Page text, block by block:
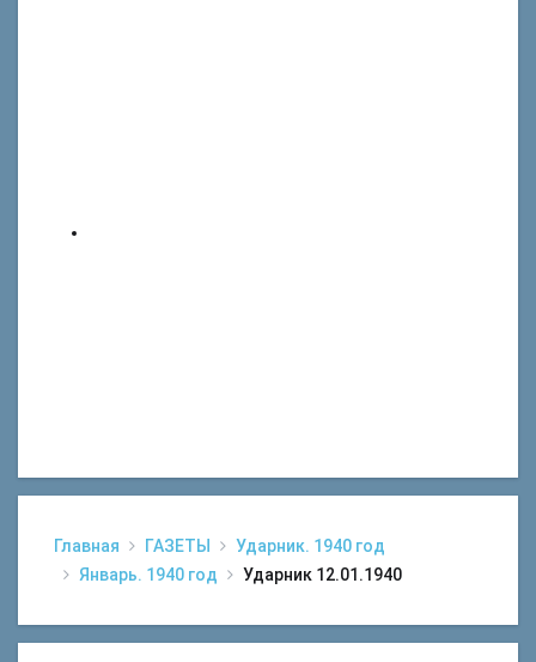
Главная ГАЗЕТЫ
Ударник. 1940 год
Январь. 1940 год
Ударник 12.01.1940